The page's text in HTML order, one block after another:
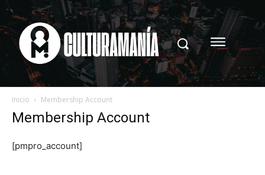
Inicio Membership Account
Membership Account
[pmpro_account]